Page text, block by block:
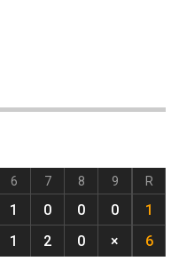
6
1
1
7
0
2
8
0
0
9
0
×
R
1
6